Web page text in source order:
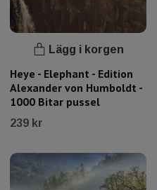
Lägg i korgen
Heye - Elephant - Edition
Alexander von Humboldt -
1000 Bitar pussel
239 kr